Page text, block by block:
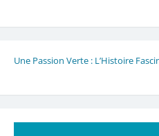
Une Passion Verte : L’Histoire